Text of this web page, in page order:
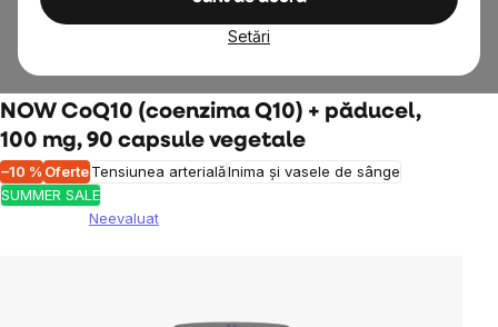
Setări
NOW CoQ10 (coenzima Q10) + păducel,
100 mg, 90 capsule vegetale
–10 % OferteTensiunea arterialăInima și vasele de sânge
SUMMER SALE
Neevaluat